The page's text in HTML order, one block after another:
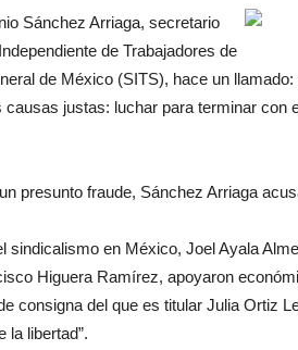
Sánchez Arriaga, secretario
de Trabajadores de
de México (SITS), hace un
causas justas: luchar para terminar con
presunto fraude, Sánchez Arriaga
en México, Joel Ayala
Higuera Ramírez, apoyaron
consigna del que es titular Julia Ortiz
la libertad”.